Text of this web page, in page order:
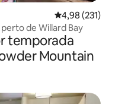
4,98 de uma
4,98 (231)
de Willard Bay
temporada
Mountain